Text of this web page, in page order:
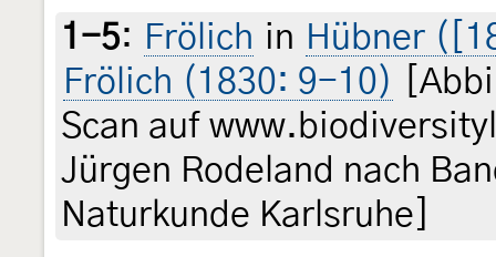
1-5: Frölich in Hübner
Frölich (1830: 9-10)
Scan auf
Jürgen Rodeland nach
Naturkunde Karlsruhe]